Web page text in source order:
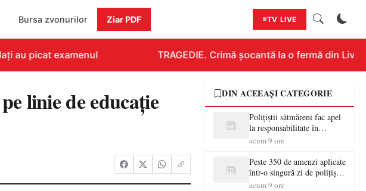
Bursa zvonurilor Ziar PDF TV LIVE
au picat examenul TRAGEDIE. Crimă șocantă la o fermă din
linie de educație
DIN ACEEAȘI CATEGORIE
Polițiștii sătmăreni fac apel
la responsabilitate în
trafic…
acum 9 ore
Peste 350 de amenzi aplicate
într-o singură zi de polițiștii
sătmăreni
acum 9 ore